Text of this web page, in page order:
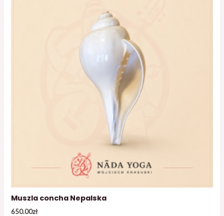
Muszla concha Nepalska
650.00zł